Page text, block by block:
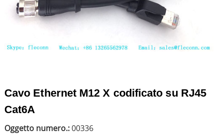
Cavo Ethernet M12 X codificato su RJ45
Cat6A
Oggetto numero.:00336